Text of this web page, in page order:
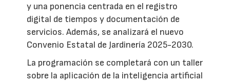
y una ponencia centrada en el registro
digital de tiempos y documentación de
servicios. Además, se analizará el nuevo
Convenio Estatal de Jardinería 2025-2030.
La programación se completará con un taller
sobre la aplicación de la inteligencia artificial